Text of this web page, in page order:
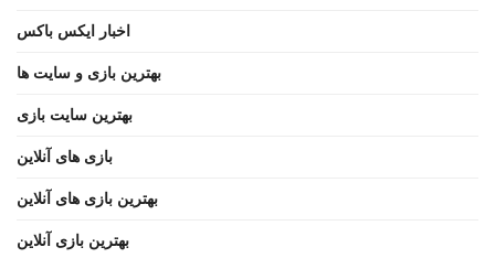
اخبار ایکس باکس
بهترین بازی و سایت ها
بهترین سایت بازی
بازی های آنلاین
بهترین بازی های آنلاین
بهترین بازی آنلاین